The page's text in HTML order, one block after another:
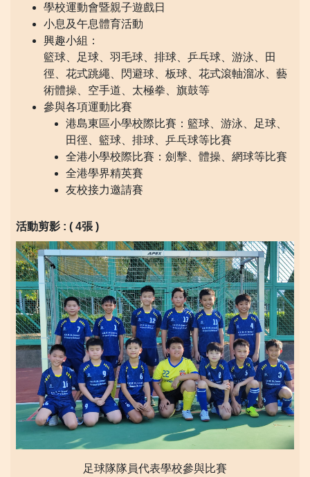
學校運動會暨親子遊戲日
小息及午息體育活動
興趣小組：
籃球、足球、羽毛球、排球、乒乓球、游泳、田
徑、花式跳繩、閃避球、板球、花式滾軸溜冰、藝
術體操、空手道、太極拳、旗鼓等
參與各項運動比賽
港島東區小學校際比賽：籃球、游泳、足球、
田徑、籃球、排球、乒乓球等比賽
全港小學校際比賽：劍擊、體操、網球等比賽
全港學界精英賽
友校接力邀請賽
活動剪影 : ( 4張 )
足球隊隊員代表學校參與比賽